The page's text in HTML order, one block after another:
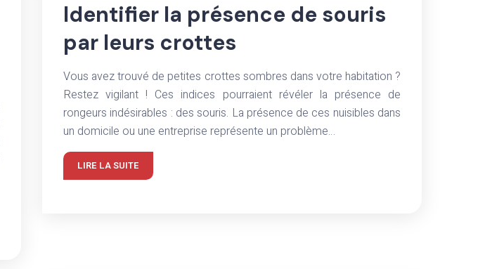
Identifier la présence de souris
par leurs crottes
Vous avez trouvé de petites crottes sombres dans votre habitation ?
Restez vigilant ! Ces indices pourraient révéler la présence de
rongeurs indésirables : des souris. La présence de ces nuisibles dans
un domicile ou une entreprise représente un problème…
LIRE LA SUITE